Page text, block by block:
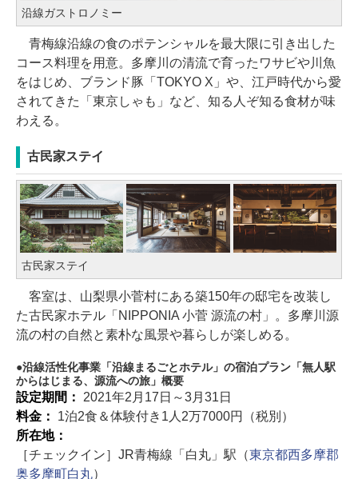
沿線ガストロノミー
青梅線沿線の食のポテンシャルを最大限に引き出した
コース料理を用意。多摩川の清流で育ったワサビや川魚
をはじめ、ブランド豚「TOKYO X」や、江戸時代から愛
されてきた「東京しゃも」など、知る人ぞ知る食材が味
わえる。
古民家ステイ
古民家ステイ
客室は、山梨県小菅村にある築150年の邸宅を改装し
た古民家ホテル「NIPPONIA 小菅 源流の村」。多摩川源
流の村の自然と素朴な風景や暮らしが楽しめる。
沿線活性化事業「沿線まるごとホテル」の宿泊プラン「無人駅
からはじまる、源流への旅」概要
設定期間： 2021年2月17日～3月31日
料金： 1泊2食＆体験付き1人2万7000円（税別）
所在地：
［チェックイン］JR青梅線「白丸」駅（東京都西多摩郡
奥多摩町白丸）